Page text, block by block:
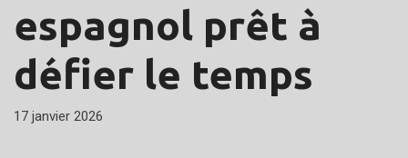
espagnol prêt à
défier le temps
17 janvier 2026